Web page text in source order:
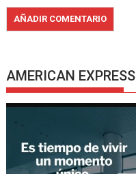
AMERICAN EXPRESS